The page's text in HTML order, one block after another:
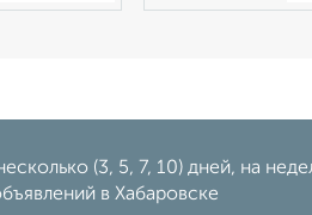
(3, 5, 7, 10) дней, на
в Хабаровске